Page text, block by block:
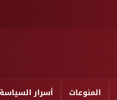
المنوعات أسرار السياسة